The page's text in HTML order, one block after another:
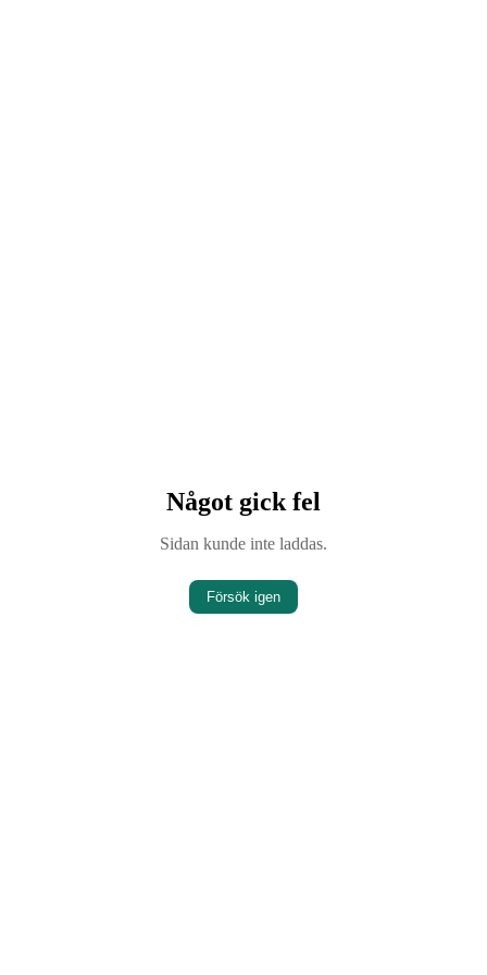
Något gick fel
Sidan kunde inte laddas.
Försök igen